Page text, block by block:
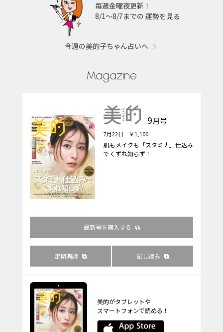
毎週金曜夜更新！
8/1〜8/7までの 運勢を見る
今週の美的子ちゃん占いへ
Magazine
9月号
7月22日 ￥1,100
肌もメイクも「スタミナ」仕込み
でくずれ知らず！
最新号を購入する
定期購読 試し読み
美的がタブレットや
スマートフォンで読める！